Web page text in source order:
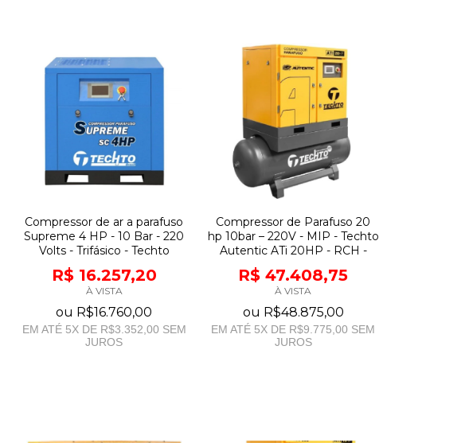
Compressor de ar a parafuso
Supreme 4 HP - 10 Bar - 220
Volts - Trifásico - Techto
R$ 16.257,20
À VISTA
ou R$16.760,00
EM ATÉ 5X DE R$3.352,00 SEM
JUROS
Compressor de Parafuso 20
hp 10bar – 220V - MIP - Techto
Autentic ATi 20HP - RCH -
R$ 47.408,75
À VISTA
ou R$48.875,00
EM ATÉ 5X DE R$9.775,00 SEM
JUROS